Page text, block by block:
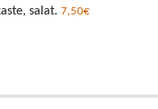
salat. 7,50€